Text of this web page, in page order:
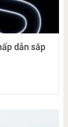
dẫn sắp